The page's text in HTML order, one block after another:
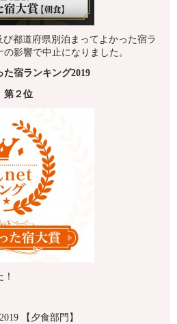
び都道府県別泊まってよかった宿ラ
影響で中止になりました。
宿ランキング2019
第２位
【夕食部門】